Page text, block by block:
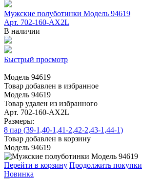
Мужские полуботинки Модель 94619
Арт. 702-160-АХ2L
В наличии
Быстрый просмотр
Модель 94619
Товар добавлен в избранное
Модель 94619
Товар удален из избранного
Арт. 702-160-АХ2L
Размеры:
8 пар (39-1,40-1,41-2,42-2,43-1,44-1)
Товар добавлен в корзину
Модель 94619
Перейти в корзину Продолжить покупки
Новинка